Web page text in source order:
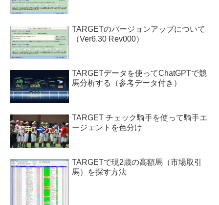
TARGETのバージョンアップについて
（Ver6.30 Rev000）
TARGETデータを使ってChatGPTで競
馬分析する（参考データ付き）
TARGET チェック騎手を使って騎手エ
ージェントを色分け
TARGETで現2歳の高額馬（市場取引
馬）を探す方法